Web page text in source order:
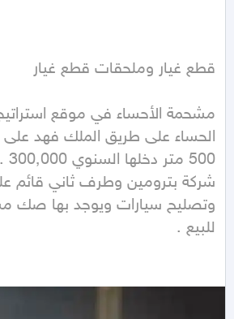
قطع غيار وملحقات قطع غيار
للبيع .